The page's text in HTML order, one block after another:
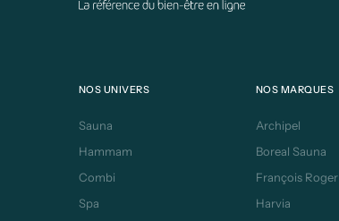
NOS UNIVERS
Sauna
Hammam
Combi
Spa
NOS MARQUES
Archipel
Boreal Sauna
François Roger
Harvia